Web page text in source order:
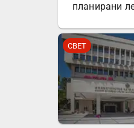
планирани
СВЕТ